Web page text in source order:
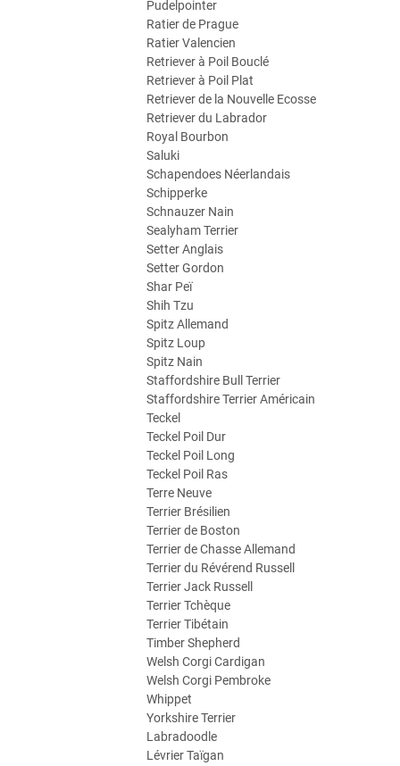
Pudelpointer
Ratier de Prague
Ratier Valencien
Retriever à Poil Bouclé
Retriever à Poil Plat
Retriever de la Nouvelle Ecosse
Retriever du Labrador
Royal Bourbon
Saluki
Schapendoes Néerlandais
Schipperke
Schnauzer Nain
Sealyham Terrier
Setter Anglais
Setter Gordon
Shar Peï
Shih Tzu
Spitz Allemand
Spitz Loup
Spitz Nain
Staffordshire Bull Terrier
Staffordshire Terrier Américain
Teckel
Teckel Poil Dur
Teckel Poil Long
Teckel Poil Ras
Terre Neuve
Terrier Brésilien
Terrier de Boston
Terrier de Chasse Allemand
Terrier du Révérend Russell
Terrier Jack Russell
Terrier Tchèque
Terrier Tibétain
Timber Shepherd
Welsh Corgi Cardigan
Welsh Corgi Pembroke
Whippet
Yorkshire Terrier
Labradoodle
Lévrier Taïgan